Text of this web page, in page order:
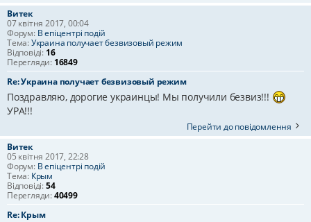
Витек
07 квітня 2017, 00:04
Форум: В епіцентрі подій
Тема:Украина получает безвизовый режим
Відповіді: 16
Перегляди: 16849
Re: Украина получает безвизовый режим
Поздравляю, дорогие украинцы! Мы получили безвиз!!!
УРА!!!
Перейти до повідомлення
Витек
05 квітня 2017, 22:28
Форум: В епіцентрі подій
Тема: Крым
Відповіді:54
Перегляди:40499
Re: Крым